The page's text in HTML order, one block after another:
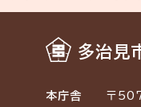
多治見
本庁舎
〒